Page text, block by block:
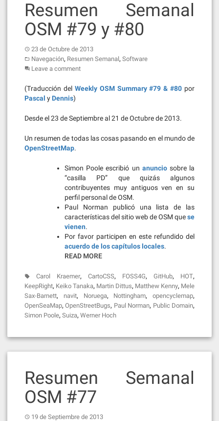
Resumen Semanal
OSM #79 y #80
23 de Octubre de 2013
Navegación, Resumen Semanal, Software
Leave a comment
(Traducción del Weekly OSM Summary #79 & #80 por
Pascal y Dennis)
Desde el 23 de Septiembre al 21 de Octubre de 2013.
Un resumen de todas las cosas pasando en el mundo de
OpenStreetMap.
Simon Poole escribió un anunciosobre la
“casilla PD” que quizás algunos
contribuyentes muy antiguos ven en su
perfil personal de OSM.
Paul Norman publicó una lista de las
características del sitio web de OSM quese
vienen.
Por favor participen en este refundido del
acuerdo de los capítulos locales.
READ MORE
Carol Kraemer, CartoCSS, FOSS4G, GitHub, HOT,
KeepRight, Keiko Tanaka, Martin Dittus, Matthew Kenny, Mele
Sax-Barnett, navit, Noruega, Nottingham, opencyclemap,
OpenSeaMap,OpenStreetBugs, Paul Norman, Public Domain,
Simon Poole, Suiza, Werner Hoch
Resumen Semanal
OSM #77
19 de Septiembre de 2013